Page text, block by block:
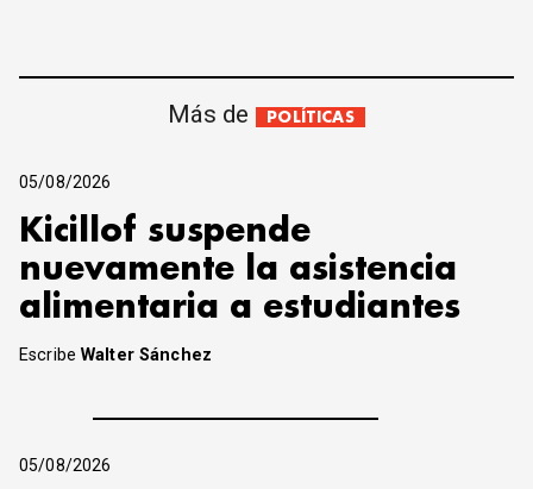
Más de POLÍTICAS
05/08/2026
Kicillof suspende
nuevamente la asistencia
alimentaria a estudiantes
EscribeWalter Sánchez
05/08/2026